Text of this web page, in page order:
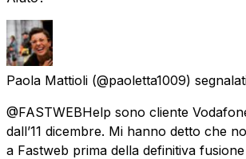
Paola Mattioli (@paoletta1009)
@FASTWEBHelp sono cliente
dall’11 dicembre. Mi hanno detto che
a Fastweb prima della definitiva